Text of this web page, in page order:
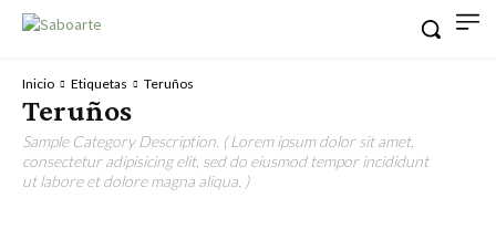
Inicio Etiquetas Teruños
Teruños
Sample Category Description. ( Lorem ipsum dolor sit amet,
consectetur adipisicing elit, sed do eiusmod tempor incididunt
ut labore et dolore magna aliqua. )